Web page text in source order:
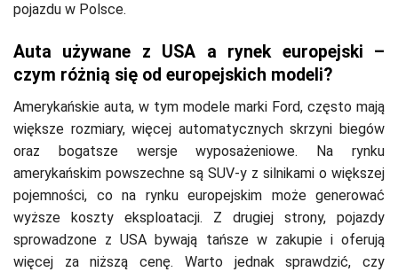
pojazdu w Polsce.
Auta używane z USA a rynek europejski –
czym różnią się od europejskich modeli?
Amerykańskie auta, w tym modele marki Ford, często mają
większe rozmiary, więcej automatycznych skrzyni biegów
oraz bogatsze wersje wyposażeniowe. Na rynku
amerykańskim powszechne są SUV-y z silnikami o większej
pojemności, co na rynku europejskim może generować
wyższe koszty eksploatacji. Z drugiej strony, pojazdy
sprowadzone z USA bywają tańsze w zakupie i oferują
więcej za niższą cenę. Warto jednak sprawdzić, czy